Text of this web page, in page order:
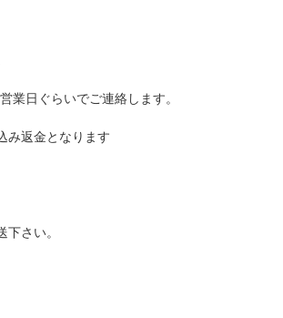
業日ぐらいでご連絡します。
み返金となります
さい。